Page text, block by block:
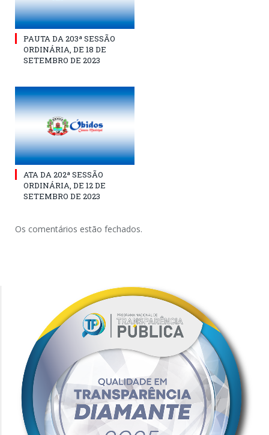
PAUTA DA 203ª SESSÃO
ORDINÁRIA, DE 18 DE
SETEMBRO DE 2023
ATA DA 202ª SESSÃO
ORDINÁRIA, DE 12 DE
SETEMBRO DE 2023
Os comentários estão fechados.